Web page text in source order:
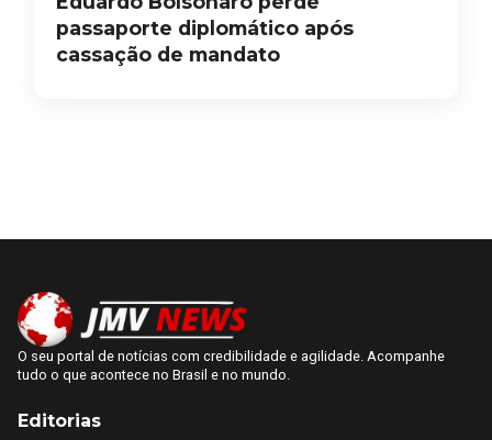
passaporte diplomático após
cassação de mandato
O seu portal de notícias com credibilidade e agilidade. Acompanhe
tudo o que acontece no Brasil e no mundo.
Editorias